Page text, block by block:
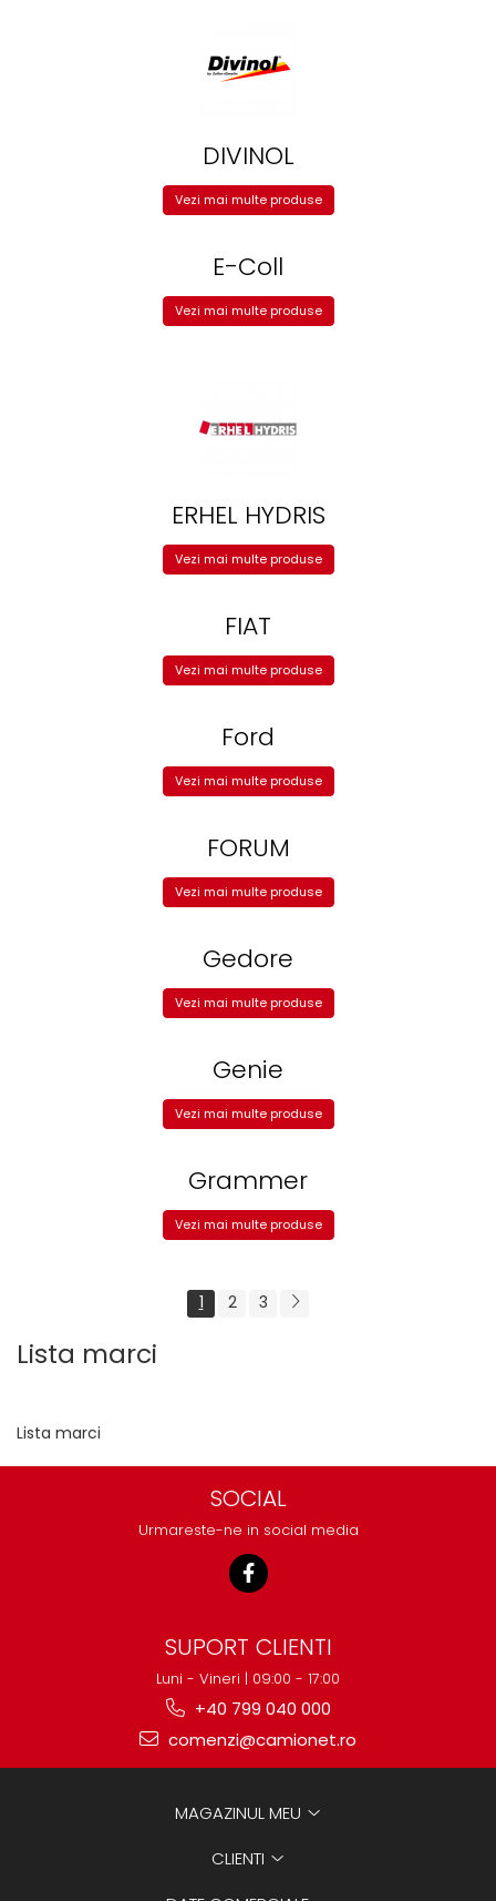
DIVINOL
Vezi mai multe produse
E-Coll
Vezi mai multe produse
ERHEL HYDRIS
Vezi mai multe produse
FIAT
Vezi mai multe produse
Ford
Vezi mai multe produse
FORUM
Vezi mai multe produse
Gedore
Vezi mai multe produse
Genie
Vezi mai multe produse
Grammer
Vezi mai multe produse
1 2 3
Lista marci
Lista marci
SOCIAL
Urmareste-ne in social media
SUPORT CLIENTI
Luni - Vineri | 09:00 - 17:00
+40 799 040 000
comenzi@camionet.ro
MAGAZINUL MEU
CLIENTI